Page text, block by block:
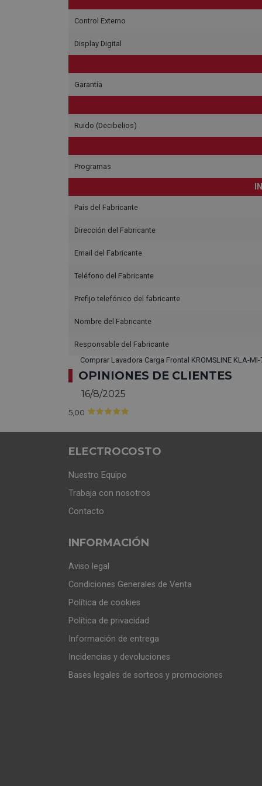
Control Externo
Display Digital
Garantía
Ruido (Decibelios)
Programas
País del Fabricante
Dirección del Fabricante
Email del Fabricante
Teléfono del Fabricante
Prefijo telefónico del fabricante
Nombre del Fabricante
Responsable del Fabricante
Comprar Lavadora Carga Frontal KROMSLINE KLA-
OPINIONES DE CLIENTES
16/8/2025
5,00
ELECTROCOSTO
Nuestro Equipo
Trabaja con nosotros
Contacto
INFORMACIÓN
Aviso legal
Condiciones Generales de Venta
Política de cookies
Política de privacidad
Información de entrega
Incidencias y devoluciones
Bases legales de sorteos y promociones